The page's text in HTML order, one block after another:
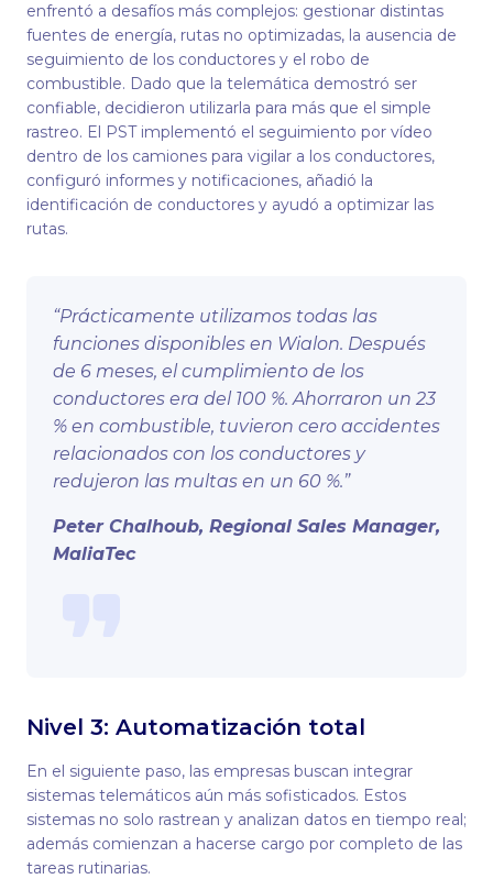
enfrentó a desafíos más complejos: gestionar distintas
fuentes de energía, rutas no optimizadas, la ausencia de
seguimiento de los conductores y el robo de
combustible. Dado que la telemática demostró ser
confiable, decidieron utilizarla para más que el simple
rastreo. El PST implementó el seguimiento por vídeo
dentro de los camiones para vigilar a los conductores,
configuró informes y notificaciones, añadió la
identificación de conductores y ayudó a optimizar las
rutas.
“Prácticamente utilizamos todas las
funciones disponibles en Wialon. Después
de 6 meses, el cumplimiento de los
conductores era del 100 %. Ahorraron un 23
% en combustible, tuvieron cero accidentes
relacionados con los conductores y
redujeron las multas en un 60 %.”
Peter Chalhoub, Regional Sales Manager,
MaliaTec
Nivel 3: Automatización total
En el siguiente paso, las empresas buscan integrar
sistemas telemáticos aún más sofisticados. Estos
sistemas no solo rastrean y analizan datos en tiempo real;
además comienzan a hacerse cargo por completo de las
tareas rutinarias.